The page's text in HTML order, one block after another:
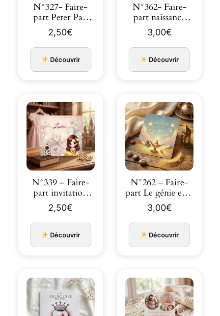
N°327- Faire-
part Peter Pan
aux pays
imaginaire
2,50€
Découvrir
N°362- Faire-
part naissance
jumeaux la lampe
magique…
3,00€
Découvrir
N°339 – Faire-
part invitation
Princesses de
cont…
2,50€
Découvrir
N°262 – Faire-
part Le génie et la
lampe Aladdin…
3,00€
Découvrir